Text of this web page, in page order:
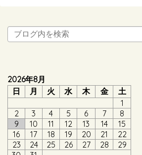
2026年8月
日
月 火 水 木 金
土
1
2
3 4 5 6 7
8
9
10 11 12 13 14
15
16
17 18 19 20 21
22
23
24 25 26 27 28
29